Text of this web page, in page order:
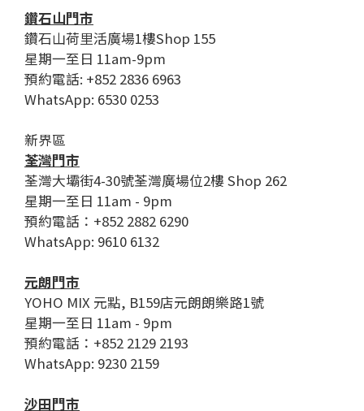
鑽石山門市
鑽石山荷里活廣場1樓Shop 155
星期一至日 11am-9pm
預約電話: +852 2836 6963
WhatsApp: 6530 0253
新界區
荃灣門市
荃灣大壩街4-30號荃灣廣場位2樓 Shop 262
星期一至日 11am - 9pm
預約電話：+852 2882 6290
WhatsApp: 9610 6132
元朗門市
YOHO MIX 元點, B159店元朗朗樂路1號
星期一至日 11am - 9pm
預約電話：+852 2129 2193
WhatsApp: 9230 2159
沙田門市